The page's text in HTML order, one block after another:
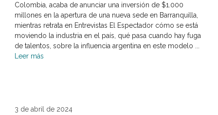
Colombia, acaba de anunciar una inversión de $1.000
millones en la apertura de una nueva sede en Barranquilla,
mientras retrata en Entrevistas El Espectador cómo se está
moviendo la industria en el país, qué pasa cuando hay fuga
de talentos, sobre la influencia argentina en este modelo ...
Leer más
3 de abril de 2024